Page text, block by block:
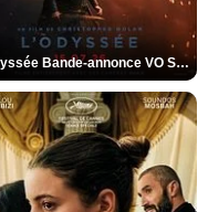
L'Odyssée Bande-annonce VO STFR